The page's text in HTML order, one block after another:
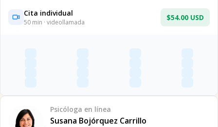
Cita individual
50 min · videollamada
$54.00 USD
Psicóloga en línea
Susana Bojórquez Carrillo